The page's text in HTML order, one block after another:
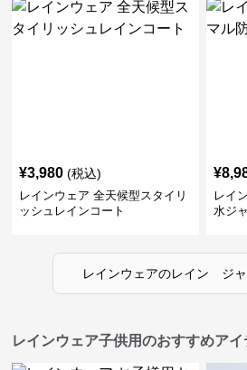
¥3,980 (税込)
レインウェア 全天候型スタイリ
ッシュレインコート
¥
レイ
水ジ
レインウェアのレイン ジャ
レインウェア子供用のおすすめアイ